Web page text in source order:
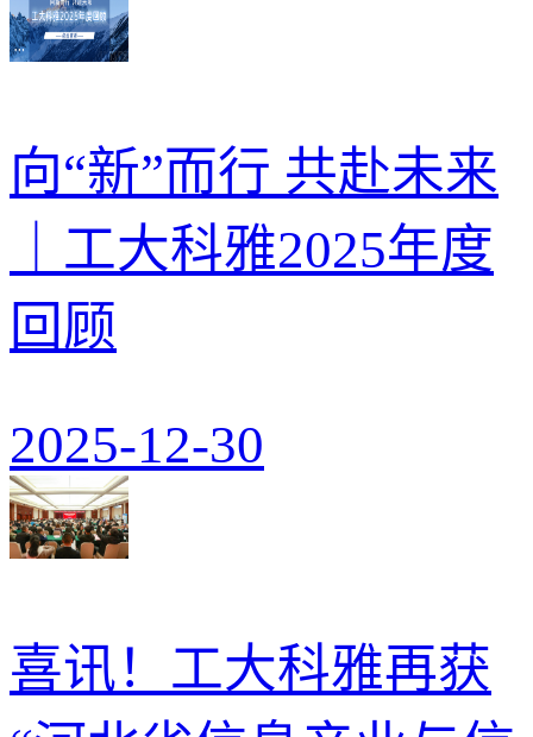
向“新”而行 共赴未来
｜工大科雅2025年度
回顾
2025-12-30
喜讯！工大科雅再获